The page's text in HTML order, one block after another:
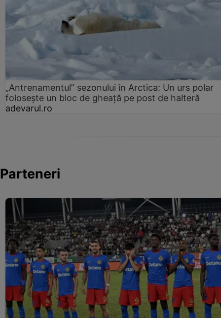
„Antrenamentul” sezonului în Arctica: Un urs polar
folosește un bloc de gheață pe post de halteră
adevarul.ro
Parteneri